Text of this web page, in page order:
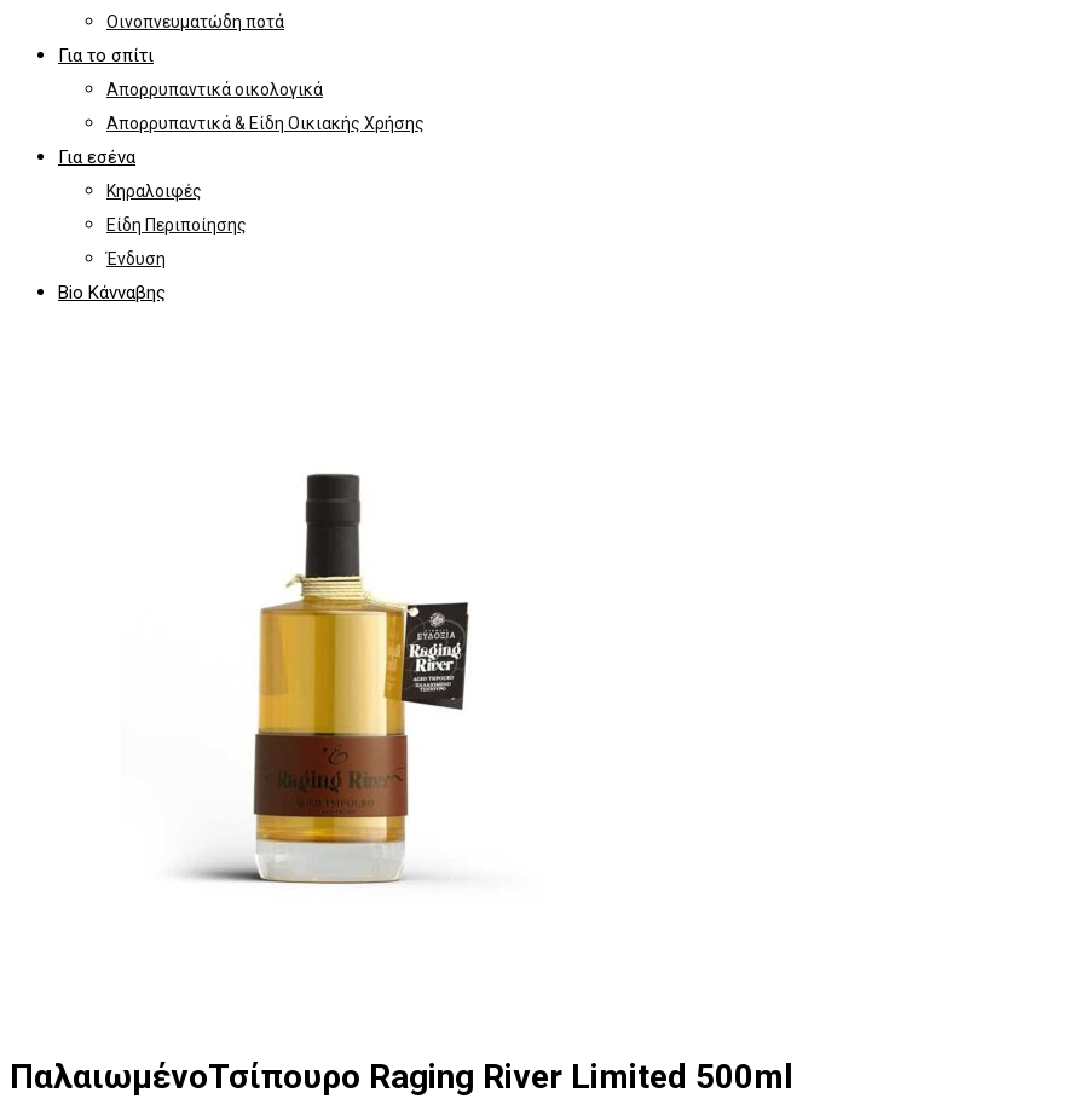
Οινοπνευματώδη ποτά
Για το σπίτι
Απορρυπαντικά οικολογικά
Απορρυπαντικά & Είδη Οικιακής Χρήσης
Για εσένα
Κηραλοιφές
Είδη Περιποίησης
Ένδυση
Bio Κάνναβης
ΠαλαιωμένοΤσίπουρο Raging River Limited 500ml